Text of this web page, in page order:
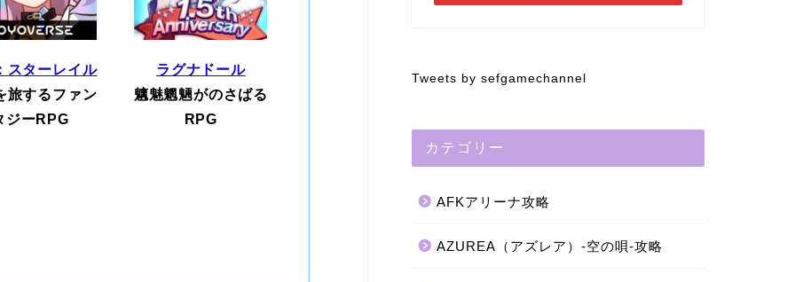
スターレイル
旅するファン
ジーRPG
ラグナドール
魑魅魍魎がのさばる
RPG
Tweets by sefgamechannel
カテゴリー
AFKアリーナ攻略
AZUREA（アズレア）-空の唄-攻略